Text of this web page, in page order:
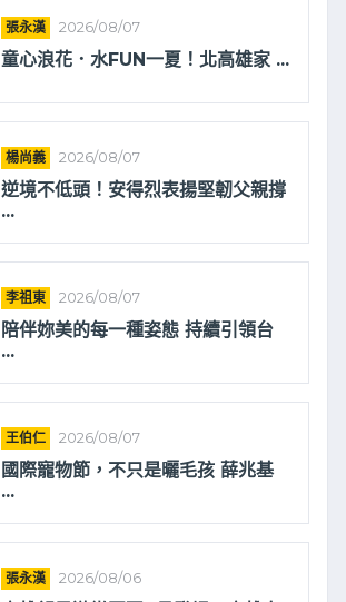
張永漢 2026/08/07
童心浪花．水FUN一夏！北高雄家 ...
楊尚義 2026/08/07
逆境不低頭！安得烈表揚堅韌父親撐
...
李祖東 2026/08/07
陪伴妳美的每一種姿態 持續引領台
...
王伯仁 2026/08/07
國際寵物節，不只是曬毛孩 薛兆基
...
張永漢 2026/08/06